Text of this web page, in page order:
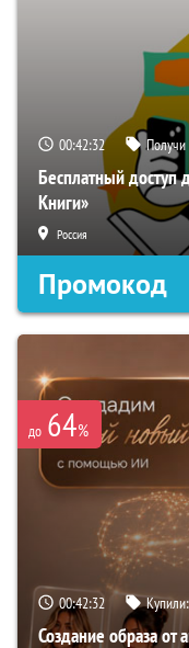
00:42:31
Бесплатный доступ
Книги»
Россия
Промокод
до 64%
00:42:31
Создание образа от